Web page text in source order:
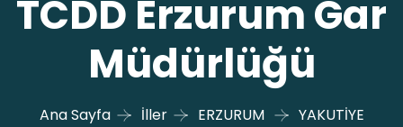
TCDD Erzurum Gar
Müdürlüğü
Ana Sayfa İller ERZURUM YAKUTİYE